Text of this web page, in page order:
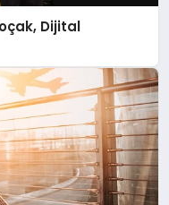
Dijital